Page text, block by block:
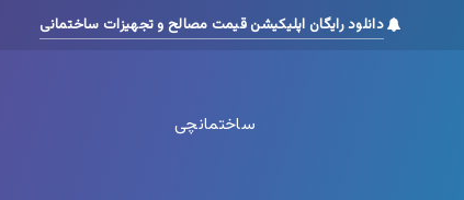
دانلود رایگان اپلیکیشن قیمت مصالح و تجهیزات ساختمانی